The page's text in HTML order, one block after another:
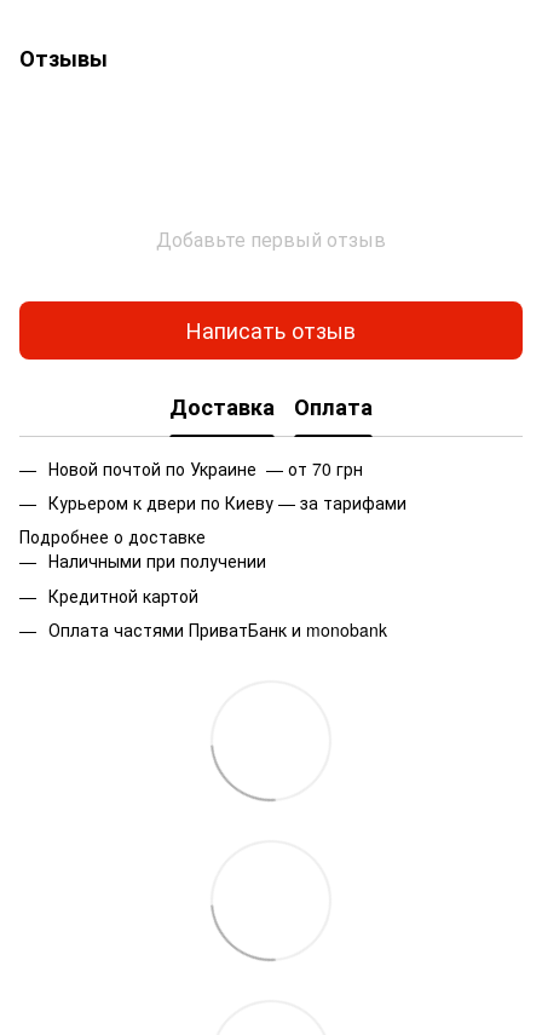
Отзывы
Добавьте первый отзыв
Написать отзыв
Доставка Оплата
Новой почтой по Украине — от 70 грн
Курьером к двери по Киеву — за тарифами
Подробнее о доставке
Наличными при получении
Кредитной картой
Оплата частями ПриватБанк и monobank